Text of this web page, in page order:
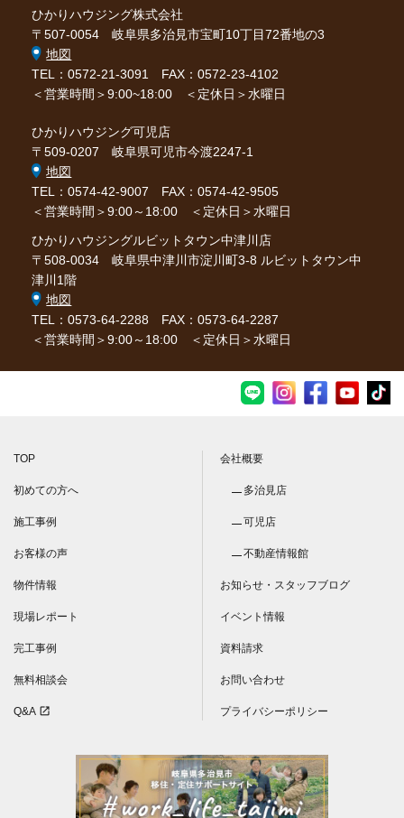
ひかりハウジング株式会社
〒507-0054 岐阜県多治見市宝町10丁目72番地の3
地図
TEL：0572-21-3091
FAX：0572-23-4102
＜営業時間＞9:00~18:00 ＜定休日＞水曜日
ひかりハウジング可児店
〒509-0207 岐阜県可児市今渡2247-1
地図
TEL：0574-42-9007 FAX：0574-42-9505
＜営業時間＞9:00～18:00 ＜定休日＞水曜日
ひかりハウジングルビットタウン中津川店
〒508-0034 岐阜県中津川市淀川町3-8 ルビットタウン中
津川1階
地図
TEL：0573-64-2288 FAX：0573-64-2287
＜営業時間＞9:00～18:00 ＜定休日＞水曜日
TOP
初めての方へ
施工事例
お客様の声
物件情報
現場レポート
完工事例
無料相談会
Q&A open_in_new
会社概要
多治見店
可児店
不動産情報館
お知らせ・スタッフブログ
イベント情報
資料請求
お問い合わせ
プライバシーポリシー